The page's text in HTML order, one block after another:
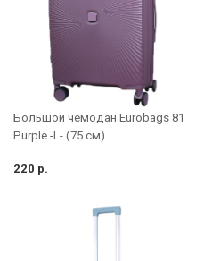
Большой чемодан Eurobags 81
Purple -L- (75 см)
220 р.